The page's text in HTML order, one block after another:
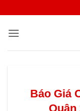
nội
Báo Giá
Quận